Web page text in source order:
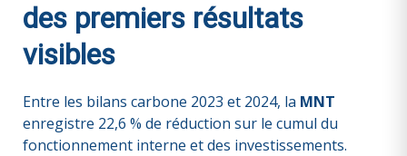
des premiers résultats
visibles
Entre les bilans carbone 2023 et 2024, la MNT
enregistre 22,6 % de réduction sur le cumul du
fonctionnement interne et des investissements.